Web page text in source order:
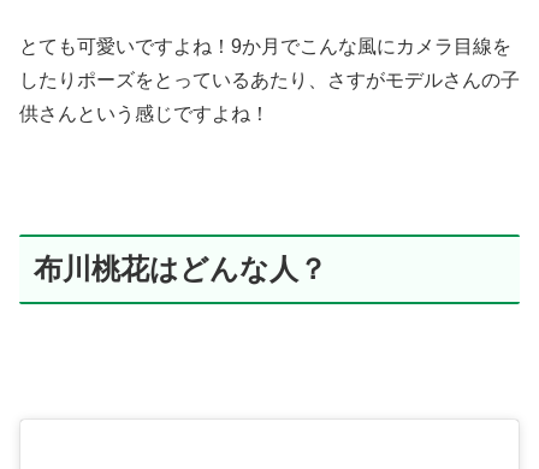
とても可愛いですよね！9か月でこんな風にカメラ目線を
したりポーズをとっているあたり、さすがモデルさんの子
供さんという感じですよね！
布川桃花はどんな人？